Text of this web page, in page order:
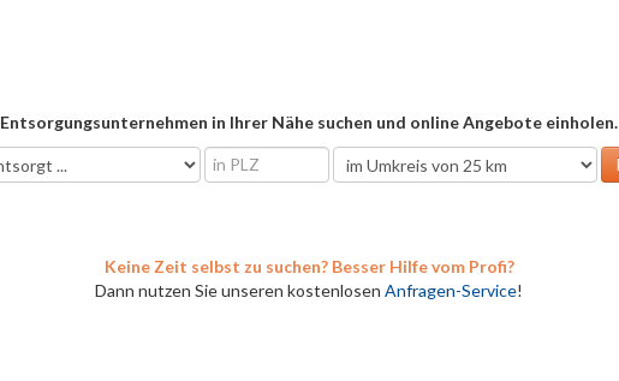
Entsorgungsunternehmen in Ihrer Nähe suchen und online Angebote einholen.
Keine Zeit selbst zu suchen? Besser Hilfe vom Profi?
Dann nutzen Sie unseren kostenlosen Anfragen-Service!